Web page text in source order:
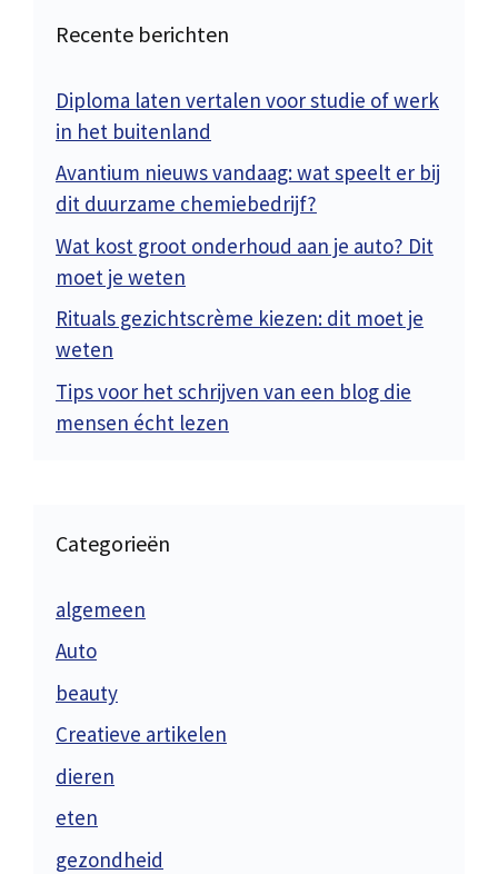
Recente berichten
Diploma laten vertalen voor studie of werk
in het buitenland
Avantium nieuws vandaag: wat speelt er bij
dit duurzame chemiebedrijf?
Wat kost groot onderhoud aan je auto? Dit
moet je weten
Rituals gezichtscrème kiezen: dit moet je
weten
Tips voor het schrijven van een blog die
mensen écht lezen
Categorieën
algemeen
Auto
beauty
Creatieve artikelen
dieren
eten
gezondheid